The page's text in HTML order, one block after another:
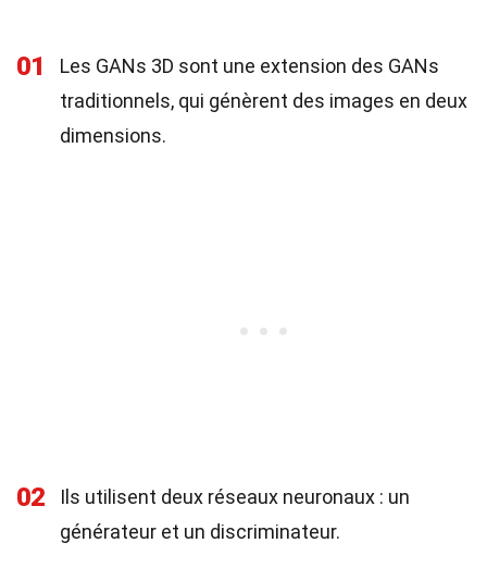
01
Les GANs 3D sont une extension des GANs
traditionnels, qui génèrent des images en deux
dimensions.
02
Ils utilisent deux réseaux neuronaux : un
générateur et un discriminateur.